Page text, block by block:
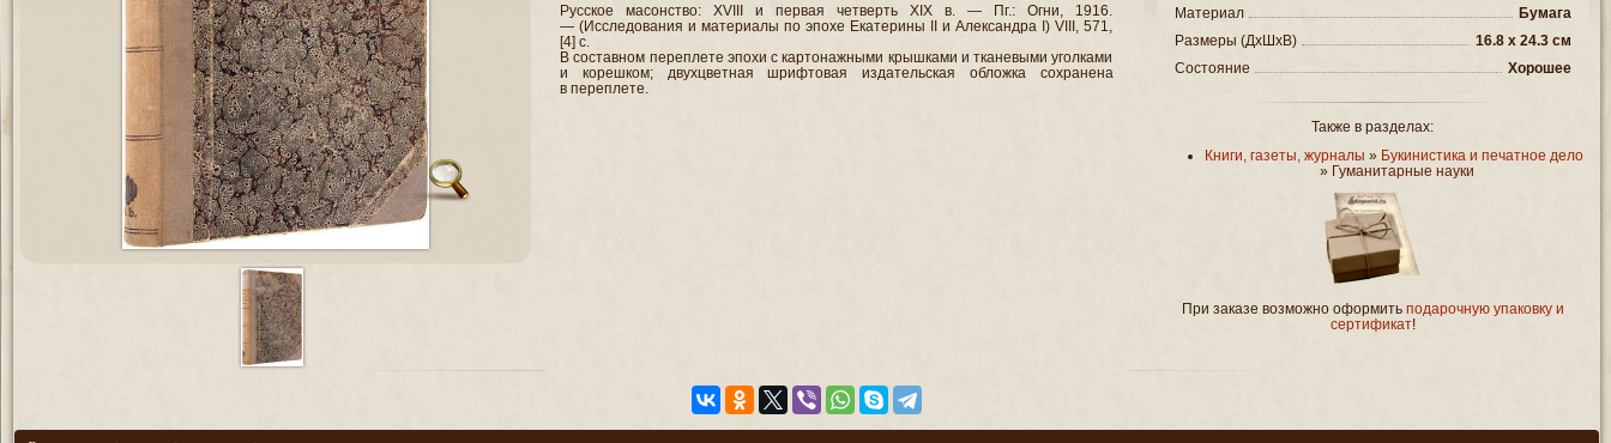
Русское масонство: XVIII и первая четверть XIX в. — Пг.: Огни, 1916.
— (Исследования и материалы по эпохе Екатерины II и Александра I) VIII, 571,
[4] с.
В составном переплете эпохи с картонажными крышками и тканевыми уголками
и корешком; двухцветная шрифтовая издательская обложка сохранена
в переплете.
Материал
Бумага
Размеры (ДxШxВ)
16.8 x 24.3 см
Состояние
Хорошее
Также в разделах:
Книги, газеты, журналы » Букинистика и печатное дело
» Гуманитарные науки
При заказе возможно оформить подарочную упаковку и
сертификат!